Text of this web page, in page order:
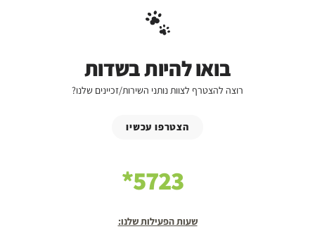
בואו להיות בשדות
רוצה להצטרף לצוות נותני השירות/זכיינים שלנו?
הצטרפו עכשיו
5723*
שעות הפעילות שלנו: